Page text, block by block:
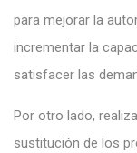
para mejorar la
incrementar la
satisfacer las
Por otro lado,
sustitución de los